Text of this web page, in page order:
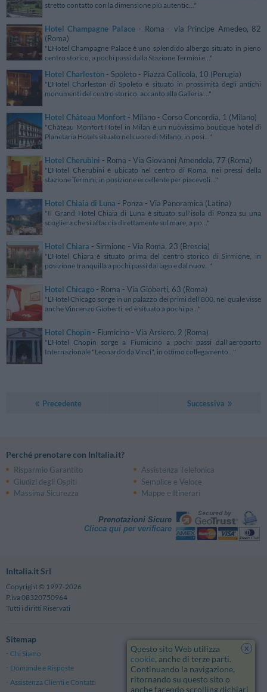
stretto contatto con la dimensione più autentic..."
Hotel Champagne Palace- Roma - via Principe Amedeo, 82
(Roma)
"L'Hotel Champagne Palace è uno splendido albergo situato in pieno
centro storico, a pochi passi dalla Stazione Termini e..."
Hotel Charleston - Spoleto - Piazza Collicola, 10 (Perugia)
"L'Hotel Charleston di Spoleto è situato in prossimità degli antichi
monumenti del centro storico, accanto alla Galleria ..."
Hotel Château Monfort - Milano - Corso Concordia, 1 (Milano)
"Château Monfort Hotel in Milan è un nuovissimo boutique hotel di
Planetaria Hotels situato nel cuore di Milano, in posi..."
Hotel Cherubini - Roma - Via Giovanni Amendola, 77 (Roma)
"L'Hotel Cherubini è ubicato nel centro di Roma, nei pressi della
stazione Termini, in posizione eccellente per piacevoli..."
Hotel Chiaia di Luna - Ponza - Via Panoramica (Latina)
"Il Grand Hotel Chiaia di Luna è situato sull'isola di Ponza su una
scogliera che si affaccia direttamente sul mare, a po..."
Hotel Chiara - Sirmione - Via Roma, 23 (Brescia)
"L'Hotel Chiara è situato prima del centro storico di Sirmione, in
posizione tranquilla a pochi passi dal lago e dal nuov..."
Hotel Chicago - Roma - Via Gioberti, 63 (Roma)
"L’Hotel Chicago sorge in un palazzo dei primi dell’800, nel quale visse
anche Vincenzo Gioberti, ed è situato a pochi pa..."
Hotel Chopin - Fiumicino - Via Arsiero, 2 (Roma)
"L'Hotel Chopin sorge a Fiumicino a pochi passi dall'aeroporto
Internazionale "Leonardo da Vinci", in ottimo collegamento..."
Precedente Successiva
Perché prenotare con InItalia.it?
Risparmio Garantito
Assistenza Telefonica
Giudizi degli Ospiti
Semplice e Veloce
Massima Sicurezza
Mappe e Itinerari
Prenotazioni Sicure
Clicca qui per verificare
InItalia.it Srl
Copyright © 1997-2026
P.iva 08320750964
Tutti i diritti Riservati
Sitemap
Chi Siamo
Note Legali
Domande e Risposte
Privacy
Assistenza Clienti e Contatti
Termini e Condizioni generali
x
Questo sito Web utilizza
cookie, anche di terze parti.
Continuando la navigazione,
ritornando su questo sito o
anche facendo scrolling dichiari